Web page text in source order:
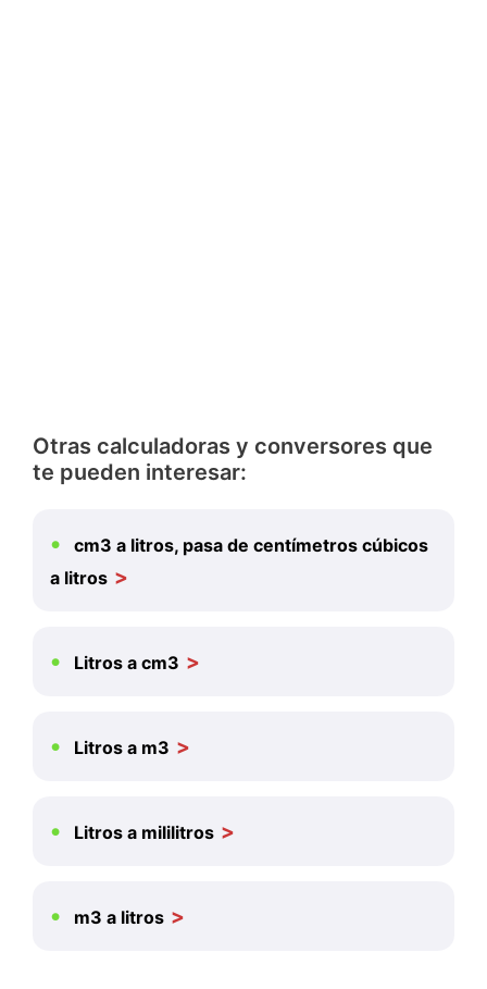
Otras calculadoras y conversores que
te pueden interesar:
cm3 a litros, pasa de centímetros cúbicos
a litros
Litros a cm3
Litros a m3
Litros a mililitros
m3 a litros